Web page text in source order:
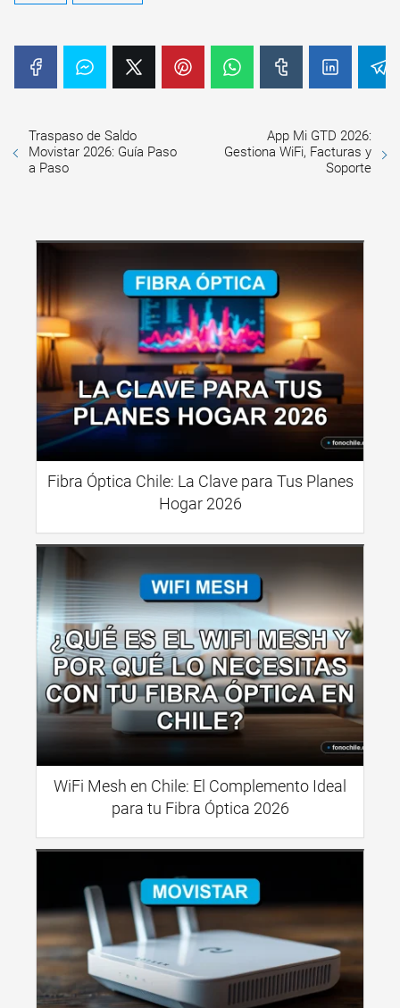
Traspaso de Saldo
Movistar 2026: Guía Paso
a Paso
App Mi GTD 2026:
Gestiona WiFi, Facturas y
Soporte
Fibra Óptica Chile: La Clave para Tus Planes
Hogar 2026
WiFi Mesh en Chile: El Complemento Ideal
para tu Fibra Óptica 2026